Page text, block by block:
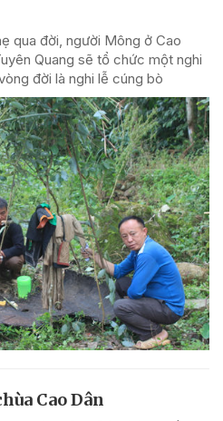
qua đời, người Mông ở Cao
Quang sẽ tổ chức một nghi
đời là nghi lễ cúng bò
Cao Dân